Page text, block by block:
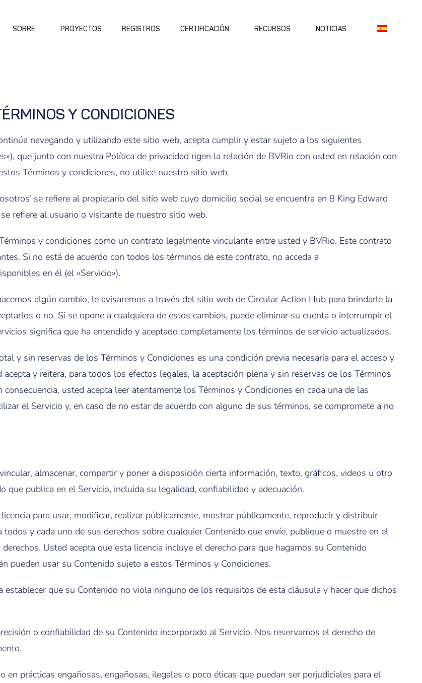
SOBRE PROYECTOS REGISTROS CERTIFICACIÓN RECURSOS NOTICIAS
Y CONDICIONES
navegando y utilizando este sitio web, acepta cumplir y estar sujeto a los siguientes
que junto con nuestra Política de privacidad rigen la relación de BVRio con usted en relación con
Términos y condiciones, no utilice nuestro sitio web.
se refiere al propietario del sitio web cuyo domicilio social se encuentra en 8 King Edward
refiere al usuario o visitante de nuestro sitio web.
y condiciones como un contrato legalmente vinculante entre usted y BVRio. Este contrato
Si no está de acuerdo con todos los términos de este contrato, no acceda a
en él (el «Servicio»).
algún cambio, le avisaremos a través del sitio web de Circular Action Hub para brindarle la
o no. Si se opone a cualquiera de estos cambios, puede eliminar su cuenta o interrumpir el
significa que ha entendido y aceptado completamente los términos de servicio actualizados.
y sin reservas de los Términos y Condiciones es una condición previa necesaria para el acceso y
y reitera, para todos los efectos legales, la aceptación plena y sin reservas de los Términos
usted acepta leer atentamente los Términos y Condiciones en cada una de las
el Servicio y, en caso de no estar de acuerdo con alguno de sus términos, se compromete a no
almacenar, compartir y poner a disposición cierta información, texto, gráficos, videos u otro
que publica en el Servicio, incluida su legalidad, confiabilidad y adecuación.
para usar, modificar, realizar públicamente, mostrar públicamente, reproducir y distribuir
y cada uno de sus derechos sobre cualquier Contenido que envíe, publique o muestre en el
Usted acepta que esta licencia incluye el derecho para que hagamos su Contenido
pueden usar su Contenido sujeto a estos Términos y Condiciones.
que su Contenido no viola ninguno de los requisitos de esta cláusula y hacer que dichos
o confiabilidad de su Contenido incorporado al Servicio. Nos reservamos el derecho de
prácticas engañosas, engañosas, ilegales o poco éticas que puedan ser perjudiciales para el